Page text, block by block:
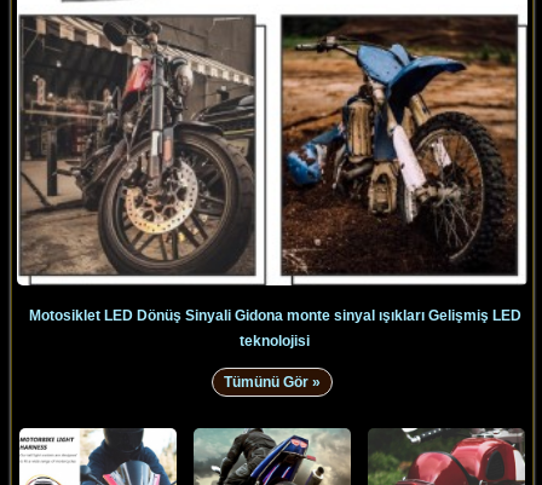
Motosiklet LED Dönüş Sinyali Gidona monte sinyal ışıkları Gelişmiş LED
teknolojisi
Tümünü Gör »